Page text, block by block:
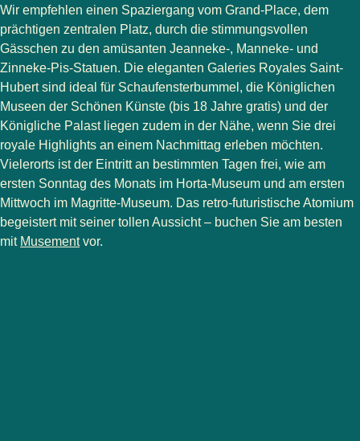
Wir empfehlen einen Spaziergang vom Grand-Place, dem
prächtigen zentralen Platz, durch die stimmungsvollen
Gässchen zu den amüsanten Jeanneke-, Manneke- und
Zinneke-Pis-Statuen. Die eleganten Galeries Royales Saint-
Hubert sind ideal für Schaufensterbummel, die Königlichen
Museen der Schönen Künste (bis 18 Jahre gratis) und der
Königliche Palast liegen zudem in der Nähe, wenn Sie drei
royale Highlights an einem Nachmittag erleben möchten.
Vielerorts ist der Eintritt an bestimmten Tagen frei, wie am
ersten Sonntag des Monats im Horta-Museum und am ersten
Mittwoch im Magritte-Museum. Das retro-futuristische Atomium
begeistert mit seiner tollen Aussicht – buchen Sie am besten
mit Musement(Öffnet einen neuen Tab
vor.